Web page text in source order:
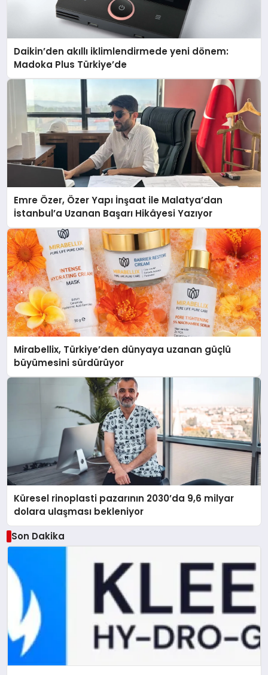
Daikin’den akıllı iklimlendirmede yeni dönem:
Madoka Plus Türkiye’de
Emre Özer, Özer Yapı İnşaat ile Malatya’dan
İstanbul’a Uzanan Başarı Hikâyesi Yazıyor
Mirabellix, Türkiye’den dünyaya uzanan güçlü
büyümesini sürdürüyor
Küresel rinoplasti pazarının 2030’da 9,6 milyar
dolara ulaşması bekleniyor
Son Dakika